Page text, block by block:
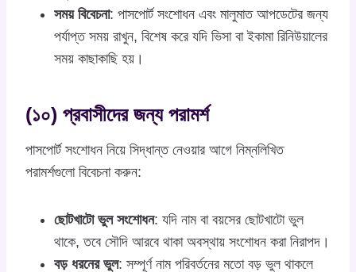
সময় বিবেচনা: পাসপোর্ট সংশোধন এবং মালুমাত আপডেটের জন্য
পর্যাপ্ত সময় রাখুন, বিশেষ করে যদি ভিসা বা ইকামা রিনিউয়ালের
সময় কাছাকাছি হয়।
(১০) প্রবাসীদের জন্য পরামর্শ
পাসপোর্ট সংশোধন নিয়ে সিদ্ধান্ত নেওয়ার আগে নিম্নলিখিত
পরামর্শগুলো বিবেচনা করুন:
ছোটখাটো ভুল সংশোধন: যদি নাম বা বয়সের ছোটখাটো ভুল
থাকে, তবে সৌদি আরবে থাকা অবস্থায় সংশোধন করা নিরাপদ।
বড় ধরনের ভুল: সম্পূর্ণ নাম পরিবর্তনের মতো বড় ভুল থাকলে